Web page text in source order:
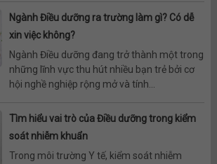
Ngành Điều dưỡng ra trường làm gì? Có dễ
xin việc không?
Ngành Điều dưỡng đang trở thành một trong
những lĩnh vực thu hút nhiều bạn trẻ bởi cơ
hội nghề nghiệp rộng mở và tính...
Tìm hiểu vai trò của Điều dưỡng trong kiểm
soát nhiễm khuẩn
Trong môi trường Y tế, kiểm soát nhiễm